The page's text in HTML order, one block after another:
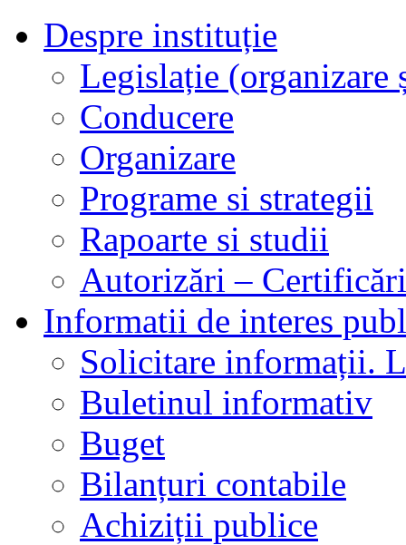
Despre instituție
Legislație
Conducere
Organizare
Programe si strategii
Rapoarte si studii
Autorizări –
Informatii de interes
Solicitare informații.
Buletinul informativ
Buget
Bilanțuri contabile
Achiziții publice